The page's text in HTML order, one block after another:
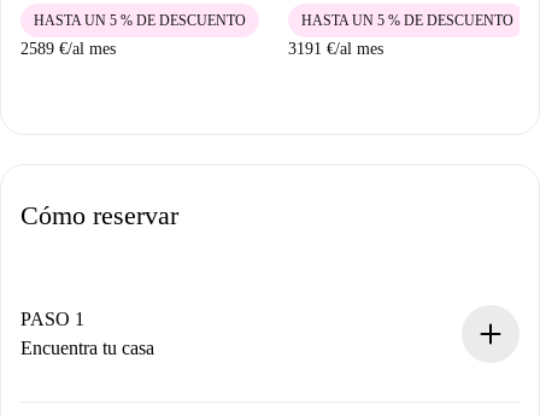
2589 €/al mes
HASTA UN 5 % DE DESCUENTO
3191 €/al mes
HASTA UN 5 % DE DESCUENTO
Cómo reservar
PASO 1
Encuentra tu casa